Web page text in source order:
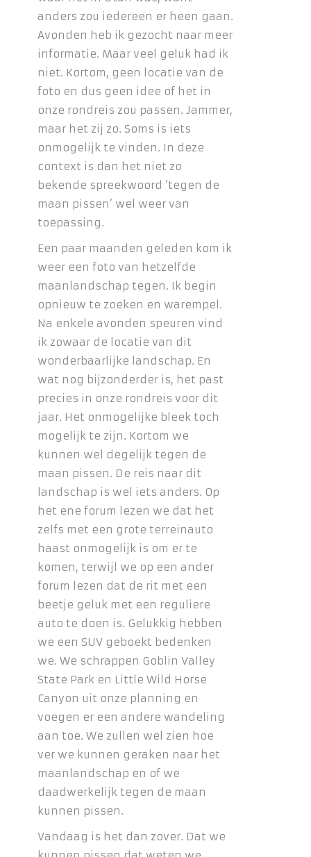
anders zou iedereen er heen gaan.
Avonden heb ik gezocht naar meer
informatie. Maar veel geluk had ik
niet. Kortom, geen locatie van de
foto en dus geen idee of het in
onze rondreis zou passen. Jammer,
maar het zij zo. Soms is iets
onmogelijk te vinden. In deze
context is dan het niet zo
bekende spreekwoord ’tegen de
maan pissen’ wel weer van
toepassing.
Een paar maanden geleden kom ik
weer een foto van hetzelfde
maanlandschap tegen. Ik begin
opnieuw te zoeken en warempel.
Na enkele avonden speuren vind
ik zowaar de locatie van dit
wonderbaarlijke landschap. En
wat nog bijzonderder is, het past
precies in onze rondreis voor dit
jaar. Het onmogelijke bleek toch
mogelijk te zijn. Kortom we
kunnen wel degelijk tegen de
maan pissen. De reis naar dit
landschap is wel iets anders. Op
het ene forum lezen we dat het
zelfs met een grote terreinauto
haast onmogelijk is om er te
komen, terwijl we op een ander
forum lezen dat de rit met een
beetje geluk met een reguliere
auto te doen is. Gelukkig hebben
we een SUV geboekt bedenken
we. We schrappen Goblin Valley
State Park en Little Wild Horse
Canyon uit onze planning en
voegen er een andere wandeling
aan toe. We zullen wel zien hoe
ver we kunnen geraken naar het
maanlandschap en of we
daadwerkelijk tegen de maan
kunnen pissen.
Vandaag is het dan zover. Dat we